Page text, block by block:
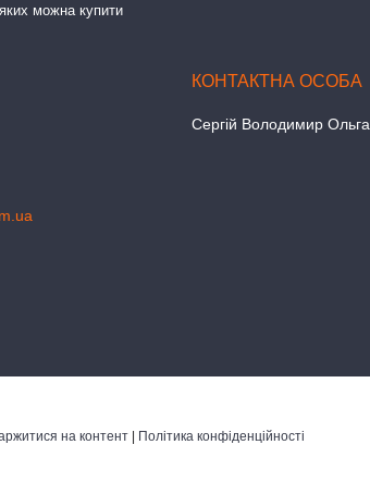
можна купити
Сергій Володимир Ольга
на контент | Політика конфіденційності